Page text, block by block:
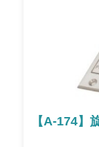
【A-174】